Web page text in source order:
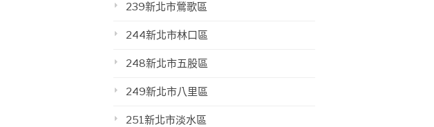
239新北市鶯歌區
244新北市林口區
248新北市五股區
249新北市八里區
251新北市淡水區